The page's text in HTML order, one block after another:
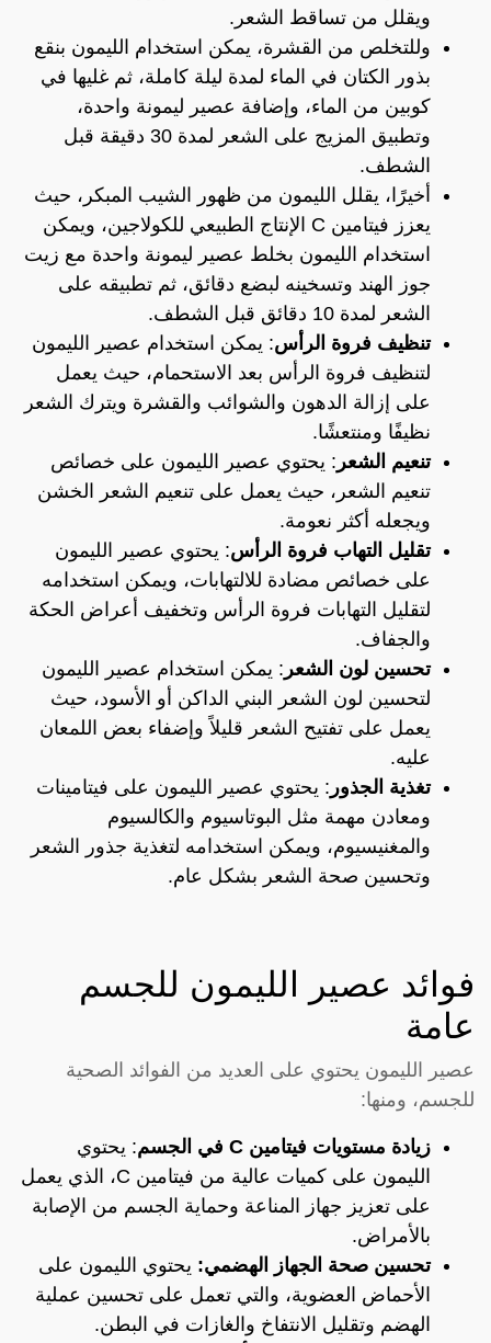
ويقلل من تساقط الشعر.
وللتخلص من القشرة، يمكن استخدام الليمون بنقع
بذور الكتان في الماء لمدة ليلة كاملة، ثم غليها في
كوبين من الماء، وإضافة عصير ليمونة واحدة،
وتطبيق المزيج على الشعر لمدة 30 دقيقة قبل
الشطف.
أخيرًا، يقلل الليمون من ظهور الشيب المبكر، حيث
يعزز فيتامين C الإنتاج الطبيعي للكولاجين، ويمكن
استخدام الليمون بخلط عصير ليمونة واحدة مع زيت
جوز الهند وتسخينه لبضع دقائق، ثم تطبيقه على
الشعر لمدة 10 دقائق قبل الشطف.
تنظيف فروة الرأس: يمكن استخدام عصير الليمون
لتنظيف فروة الرأس بعد الاستحمام، حيث يعمل
على إزالة الدهون والشوائب والقشرة ويترك الشعر
نظيفًا ومنتعشًا.
تنعيم الشعر : يحتوي عصير الليمون على خصائص
تنعيم الشعر، حيث يعمل على تنعيم الشعر الخشن
ويجعله أكثر نعومة.
تقليل التهاب فروة الرأس: يحتوي عصير الليمون
على خصائص مضادة للالتهابات، ويمكن استخدامه
لتقليل التهابات فروة الرأس وتخفيف أعراض الحكة
والجفاف.
تحسين لون الشعر : يمكن استخدام عصير الليمون
لتحسين لون الشعر البني الداكن أو الأسود، حيث
يعمل على تفتيح الشعر قليلاً وإضفاء بعض اللمعان
عليه.
تغذية الجذور : يحتوي عصير الليمون على فيتامينات
ومعادن مهمة مثل البوتاسيوم والكالسيوم
والمغنيسيوم، ويمكن استخدامه لتغذية جذور الشعر
وتحسين صحة الشعر بشكل عام.
فوائد عصير الليمون للجسم
عامة
عصير الليمون يحتوي على العديد من الفوائد الصحية
للجسم، ومنها:
زيادة مستويات فيتامين C في الجسم
: يحتوي
الليمون على كميات عالية من فيتامين C، الذي يعمل
على تعزيز جهاز المناعة وحماية الجسم من الإصابة
بالأمراض.
تحسين صحة الجهاز الهضمي: يحتوي الليمون على
الأحماض العضوية، والتي تعمل على تحسين عملية
الهضم وتقليل الانتفاخ والغازات في البطن.